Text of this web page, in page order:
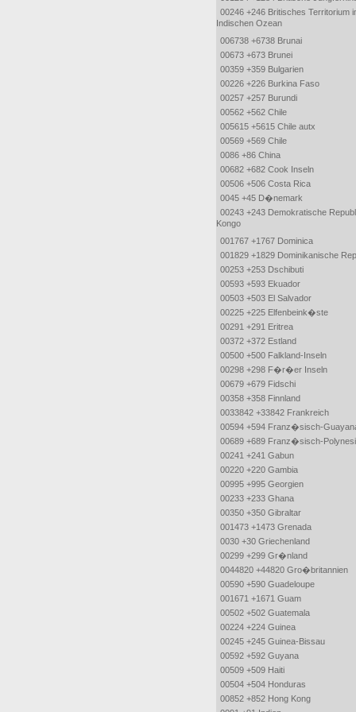
00246 +246 Britisches Territorium
Indischen Ozean
006738 +6738 Brunai
00673 +673 Brunei
00359 +359 Bulgarien
00226 +226 Burkina Faso
00257 +257 Burundi
00562 +562 Chile
005615 +5615 Chile autx
00569 +569 Chile
0086 +86 China
00682 +682 Cook Inseln
00506 +506 Costa Rica
0045 +45 D�nemark
00243 +243 Demokratische
Kongo
001767 +1767 Dominica
001829 +1829 Dominikanische
00253 +253 Dschibuti
00593 +593 Ekuador
00503 +503 El Salvador
00225 +225 Elfenbeink�ste
00291 +291 Eritrea
00372 +372 Estland
00500 +500 Falkland-Inseln
00298 +298 F�r�er Inseln
00679 +679 Fidschi
00358 +358 Finnland
0033842 +33842 Frankreich
00594 +594 Franz�sisch-
00689 +689 Franz�sisch-
00241 +241 Gabun
00220 +220 Gambia
00995 +995 Georgien
00233 +233 Ghana
00350 +350 Gibraltar
001473 +1473 Grenada
0030 +30 Griechenland
00299 +299 Gr�nland
0044820 +44820 Gro�britannien
00590 +590 Guadeloupe
001671 +1671 Guam
00502 +502 Guatemala
00224 +224 Guinea
00245 +245 Guinea-Bissau
00592 +592 Guyana
00509 +509 Haiti
00504 +504 Honduras
00852 +852 Hong Kong